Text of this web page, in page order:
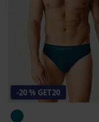
-20 % GET20